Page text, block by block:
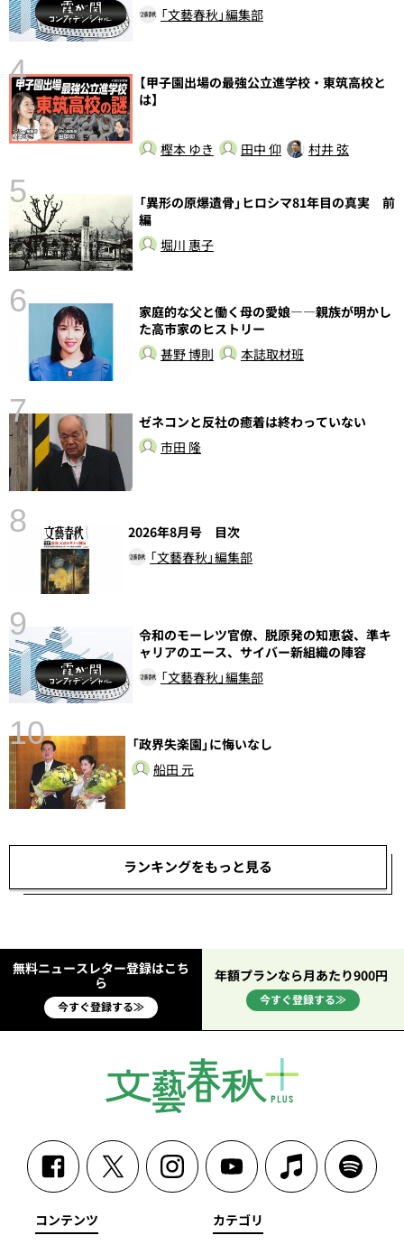
「文藝春秋」編集部
4
【甲子園出場の最強公立進学校・東筑高校と
は】
樫本 ゆき 田中 仰 村井 弦
5
「異形の原爆遺骨」ヒロシマ81年目の真実 前
編
堀川 惠子
6
家庭的な父と働く母の愛娘――親族が明かし
た高市家のヒストリー
甚野 博則
本誌取材班
7
ゼネコンと反社の癒着は終わっていない
市田 隆
8
2026年8月号 目次
「文藝春秋」編集部
9
令和のモーレツ官僚、脱原発の知恵袋、準キ
ャリアのエース、サイバー新組織の陣容
「文藝春秋」編集部
10
「政界失楽園」に悔いなし
船田 元
ランキングをもっと見る
無料ニュースレター登録はこち
ら
今すぐ登録する≫
年額プランなら月あたり900円
今すぐ登録する≫
コンテンツ カテゴリ